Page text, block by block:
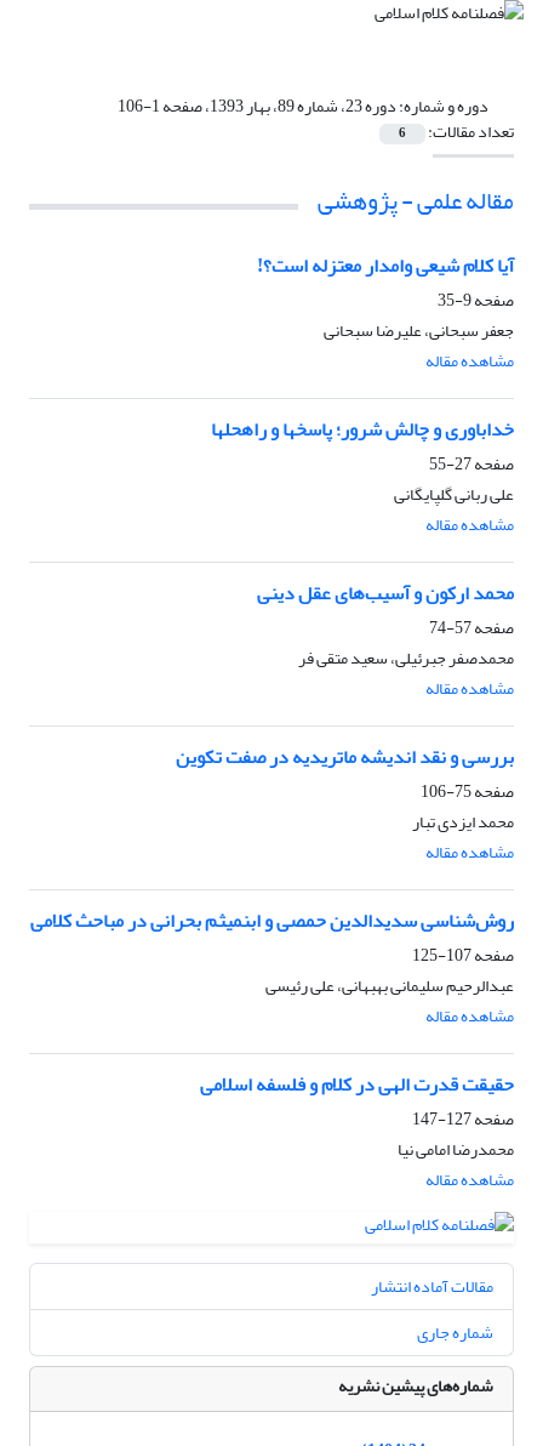
دوره و شماره:دوره 23، شماره 89، بهار 1393، صفحه 1-106
تعداد مقالات: 6
مقاله علمی - پژوهشی
آیا کلام شیعى وامدار معتزله است؟!
صفحه9-35
جعفر سبحانی، علیرضا سبحانی
مشاهده مقاله
خداباوری و چالش شرور؛ پاسخ‏ها و راه‏حل‏ها
صفحه27-55
علی ربانی گلپایگانی
مشاهده مقاله
محمد ارکون و آسیب‌های عقل دینی
صفحه57-74
محمدصفر جبرئیلی، سعید متقی فر
مشاهده مقاله
بررسی و نقد اندیشه ماتریدیه در صفت تکوین
صفحه75-106
محمد ایزدی تبار
مشاهده مقاله
روش‌شناسی سدیدالدین حمصی و ابن‏میثم بحرانی در مباحث کلامی
صفحه107-125
عبدالرحیم سلیمانی بهبهانی، علی رئیسی
مشاهده مقاله
حقیقت قدرت الهی در کلام و فلسفه اسلامی
صفحه127-147
محمدرضا امامی نیا
مشاهده مقاله
مقالات آماده انتشار
شماره جاری
شماره‌های پیشین نشریه